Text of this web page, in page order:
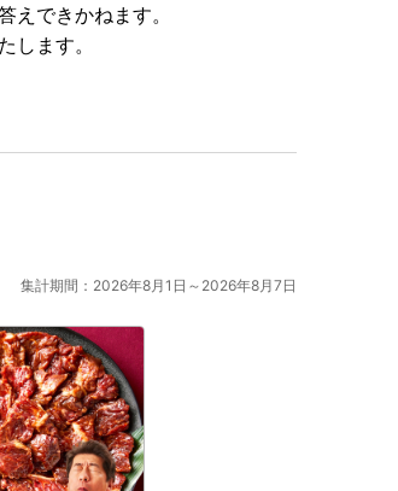
えできかねます。
します。
集計期間：2026年8月1日～2026年8月7日